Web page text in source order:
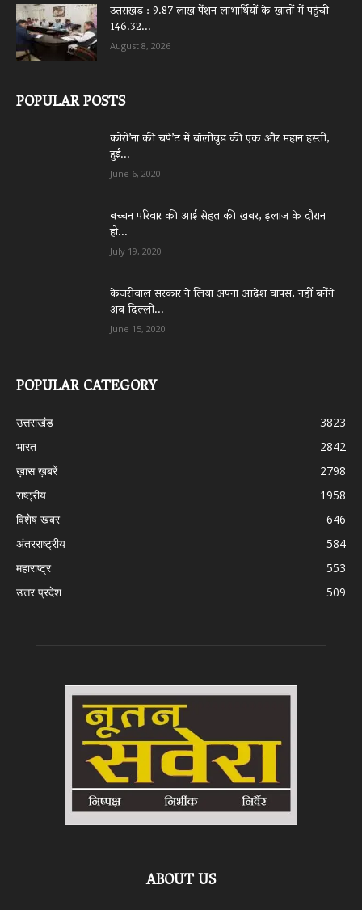
उत्तराखंड : 9.87 लाख पेंशन लाभार्थियों के खातों में पहुंची
146.32...
August 8, 2026
POPULAR POSTS
कोरो’ना की चपे’ट में बॉलीवुड की एक और महान हस्ती,
हुई...
June 6, 2020
बच्चन परिवार की आई सेहत की खबर, इलाज के दौरान
हो...
July 19, 2020
केजरीवाल सरकार ने लिया अपना आदेश वापस, नहीं बनेंगे
अब दिल्ली...
June 15, 2020
POPULAR CATEGORY
उत्तराखंड
3823
भारत
2842
ख़ास ख़बरें
2798
राष्ट्रीय
1958
विशेष खबर
646
अंतरराष्ट्रीय
584
महाराष्ट्र
553
उत्तर प्रदेश
509
ABOUT US